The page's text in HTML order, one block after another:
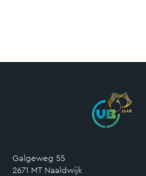
Galgeweg 55
2671 MT Naaldwijk